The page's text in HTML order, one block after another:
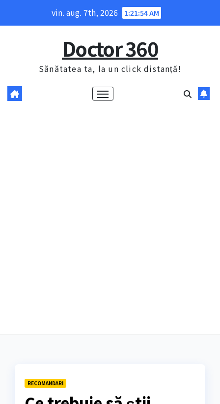
vin. aug. 7th, 2026 1:21:55 AM
Doctor 360
Sănătatea ta, la un click distanță!
RECOMANDARI